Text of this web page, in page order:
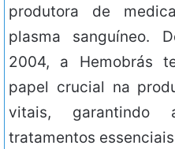
produtora de
plasma sanguíneo.
2004, a Hemobrás
papel crucial na
vitais,
tratamentos